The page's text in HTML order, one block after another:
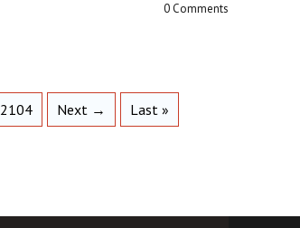
0 Comments
2104 Next → Last »